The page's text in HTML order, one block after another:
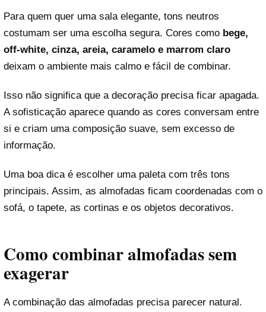
Para quem quer uma sala elegante, tons neutros
costumam ser uma escolha segura. Cores como bege,
off-white, cinza, areia, caramelo e marrom claro
deixam o ambiente mais calmo e fácil de combinar.
Isso não significa que a decoração precisa ficar apagada.
A sofisticação aparece quando as cores conversam entre
si e criam uma composição suave, sem excesso de
informação.
Uma boa dica é escolher uma paleta com três tons
principais. Assim, as almofadas ficam coordenadas com o
sofá, o tapete, as cortinas e os objetos decorativos.
Como combinar almofadas sem
exagerar
A combinação das almofadas precisa parecer natural.